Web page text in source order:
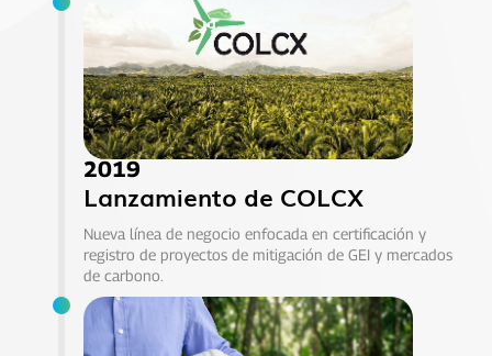
2019
Lanzamiento de COLCX
Nueva línea de negocio enfocada en certificación y
registro de proyectos de mitigación de GEI y mercados
de carbono.